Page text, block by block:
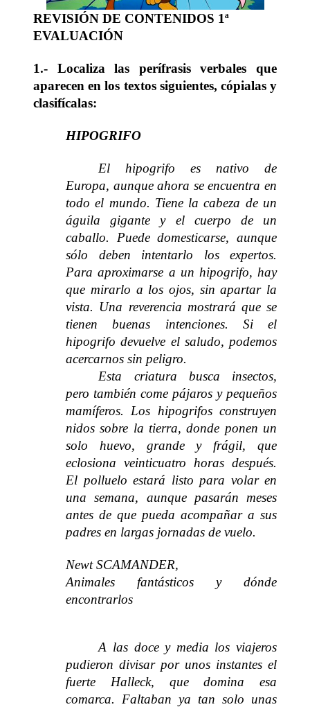
REVISIÓN DE CONTENIDOS 1ª
EVALUACIÓN
1.- Localiza las perífrasis verbales que
aparecen en los textos siguientes, cópialas y
clasifícalas:
HIPOGRIFO
El hipogrifo es nativo de
Europa, aunque ahora se encuentra en
todo el mundo. Tiene la cabeza de un
águila gigante y el cuerpo de un
caballo. Puede domesticarse, aunque
sólo deben intentarlo los expertos.
Para aproximarse a un hipogrifo, hay
que mirarlo a los ojos, sin apartar la
vista. Una reverencia mostrará que se
tienen buenas intenciones. Si el
hipogrifo devuelve el saludo, podemos
acercarnos sin peligro.
Esta criatura busca insectos,
pero también come pájaros y pequeños
mamíferos. Los hipogrifos construyen
nidos sobre la tierra, donde ponen un
solo huevo, grande y frágil, que
eclosiona veinticuatro horas después.
El polluelo estará listo para volar en
una semana, aunque pasarán meses
antes de que pueda acompañar a sus
padres en largas jornadas de vuelo.
Newt SCAMANDER,
Animales fantásticos y dónde
encontrarlos
A las doce y media los viajeros
pudieron divisar por unos instantes el
fuerte Halleck, que domina esa
comarca. Faltaban ya tan solo unas